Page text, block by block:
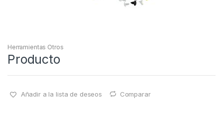
Herramientas Otros
Producto
Añadir a la lista de deseos Comparar